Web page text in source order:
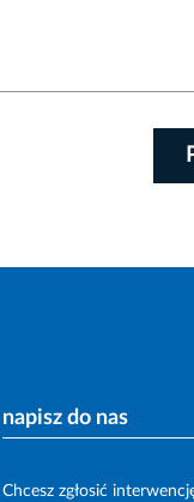
napisz do nas
Chcesz zgłosić